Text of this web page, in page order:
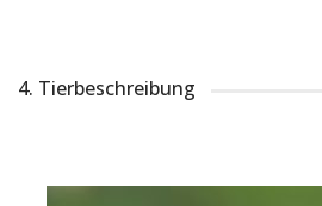
4. Tierbeschreibung